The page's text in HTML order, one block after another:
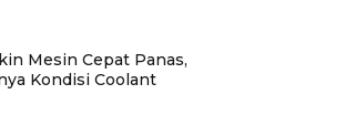
Mesin Cepat Panas,
Kondisi Coolant